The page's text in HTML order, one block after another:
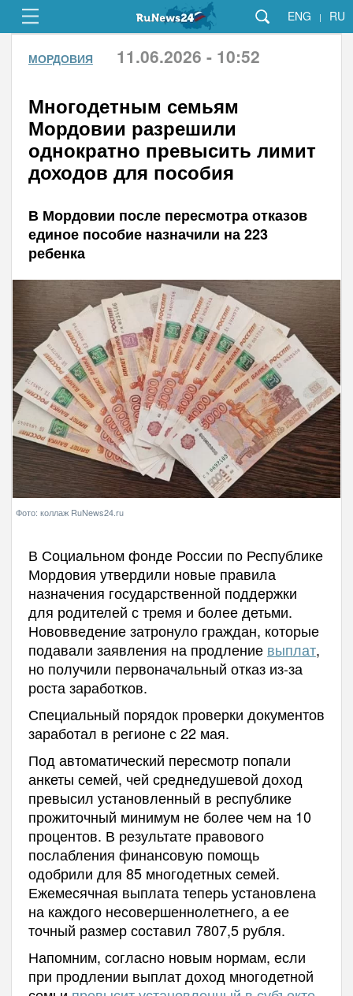
ENG | RU
МОРДОВИЯ 11.06.2026 - 10:52
Многодетным семьям
Мордовии разрешили
однократно превысить лимит
доходов для пособия
В Мордовии после пересмотра отказов
единое пособие назначили на 223
ребенка
Фото: коллаж RuNews24.ru
В Социальном фонде России по Республике
Мордовия утвердили новые правила
назначения государственной поддержки
для родителей с тремя и более детьми.
Нововведение затронуло граждан, которые
подавали заявления на продление выплат,
но получили первоначальный отказ из-за
роста заработков.
Специальный порядок проверки документов
заработал в регионе с 22 мая.
Под автоматический пересмотр попали
анкеты семей, чей среднедушевой доход
превысил установленный в республике
прожиточный минимум не более чем на 10
процентов. В результате правового
послабления финансовую помощь
одобрили для 85 многодетных семей.
Ежемесячная выплата теперь установлена
на каждого несовершеннолетнего, а ее
точный размер составил 7807,5 рубля.
Напомним, согласно новым нормам, если
при продлении выплат доход многодетной